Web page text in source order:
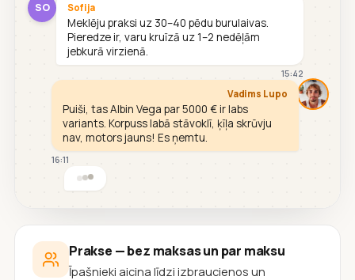
SO Sofija
Meklēju praksi uz 30–40 pēdu burulaivas.
Pieredze ir, varu kruīzā uz 1–2 nedēļām
jebkurā virzienā.
15:42
Vadims Lupo
Puiši, tas Albin Vega par 5000 € ir labs
variants. Korpuss labā stāvoklī, ķīļa skrūvju
nav, motors jauns! Es ņemtu.
16:11
Prakse — bez maksas un par maksu
Īpašnieki aicina līdzi izbraucienos un